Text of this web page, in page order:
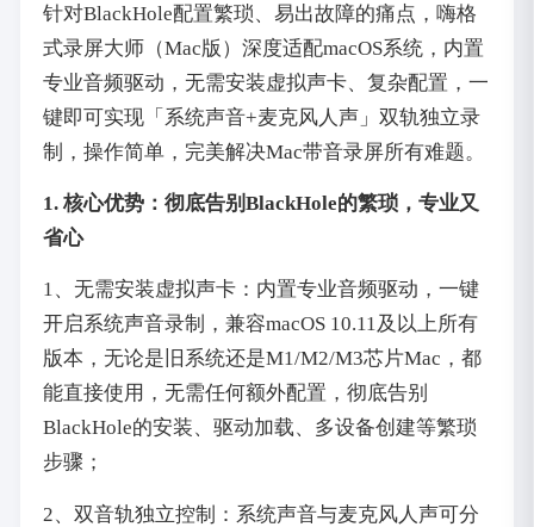
针对BlackHole配置繁琐、易出故障的痛点，嗨格
式录屏大师（Mac版）深度适配macOS系统，内置
专业音频驱动，无需安装虚拟声卡、复杂配置，一
键即可实现「系统声音+麦克风人声」双轨独立录
制，操作简单，完美解决Mac带音录屏所有难题。
1. 核心优势：彻底告别BlackHole的繁琐，专业又
省心
1、无需安装虚拟声卡：内置专业音频驱动，一键
开启系统声音录制，兼容macOS 10.11及以上所有
版本，无论是旧系统还是M1/M2/M3芯片Mac，都
能直接使用，无需任何额外配置，彻底告别
BlackHole的安装、驱动加载、多设备创建等繁琐
步骤；
2、双音轨独立控制：系统声音与麦克风人声可分